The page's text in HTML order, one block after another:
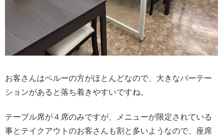
お客さんはペルーの方がほとんどなので、大きなパーテー
ションがあると落ち着きやすいですね。
テーブル席が４席のみですが、メニューが限定されている
事とテイクアウトのお客さんも割と多いようなので、座席